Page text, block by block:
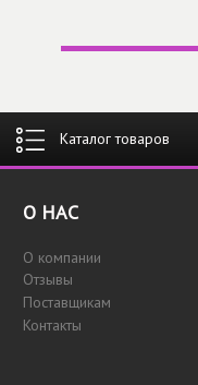
О НАС
О компании
Отзывы
Поставщикам
Контакты